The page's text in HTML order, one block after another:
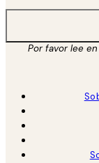
Por favor lee